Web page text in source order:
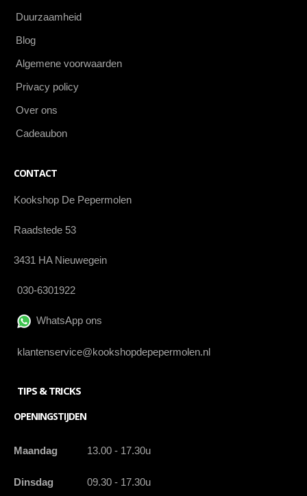
Duurzaamheid
Blog
Algemene voorwaarden
Privacy policy
Over ons
Cadeaubon
CONTACT
Kookshop De Pepermolen
Raadstede 53
3431 HA Nieuwegein
030-6301922
WhatsApp ons
klantenservice@kookshopdepepermolen.nl
TIPS & TRICKS
OPENINGSTIJDEN
Maandag 13.00 - 17.30u
Dinsdag 09.30 - 17.30u